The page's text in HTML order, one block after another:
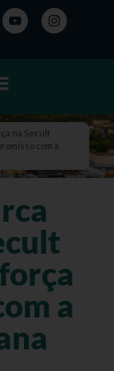
na Secult
com a
a